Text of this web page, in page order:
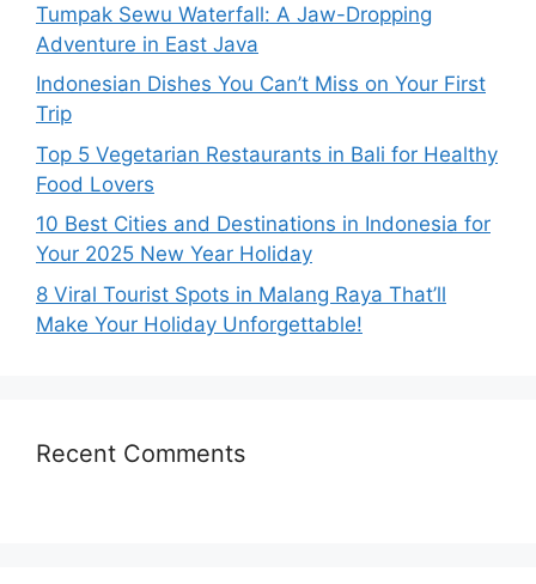
Tumpak Sewu Waterfall: A Jaw-Dropping
Adventure in East Java
Indonesian Dishes You Can’t Miss on Your First
Trip
Top 5 Vegetarian Restaurants in Bali for Healthy
Food Lovers
10 Best Cities and Destinations in Indonesia for
Your 2025 New Year Holiday
8 Viral Tourist Spots in Malang Raya That’ll
Make Your Holiday Unforgettable!
Recent Comments